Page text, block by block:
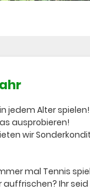
jedem Alter spielen!
ausprobieren!
wir
mal Tennis
auffrischen? Ihr seid